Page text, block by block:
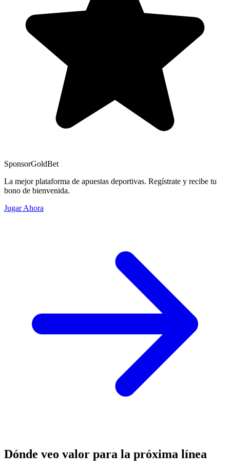
SponsorGoldBet
La mejor plataforma de apuestas deportivas. Regístrate y recibe tu
bono de bienvenida.
Jugar Ahora
Dónde veo valor para la próxima línea